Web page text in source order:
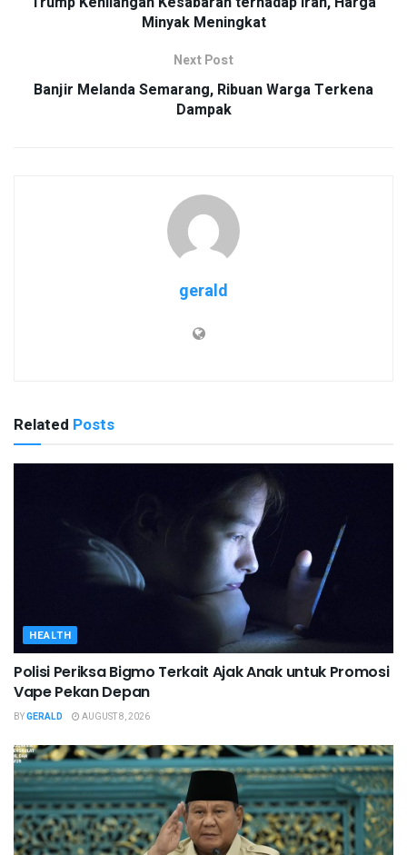
Minyak Meningkat
Next Post
Banjir Melanda Semarang, Ribuan Warga Terkena
Dampak
gerald
Related Posts
HEALTH
Polisi Periksa Bigmo Terkait Ajak Anak untuk Promosi
Vape Pekan Depan
BYGERALD AUGUST 8, 2026